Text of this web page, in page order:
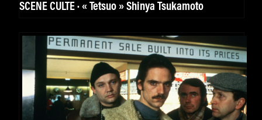
SCÈNE CULTE · « Tetsuo » Shinya Tsukamoto